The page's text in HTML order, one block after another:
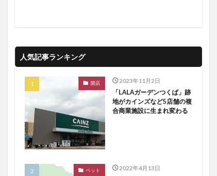
人気記事ランキング
開店 2023年11月2日
「LALAガーデンつくば」跡
地がカインズなど5店舗の複
合商業施設に生まれ変わる
ペット 2022年4月13日